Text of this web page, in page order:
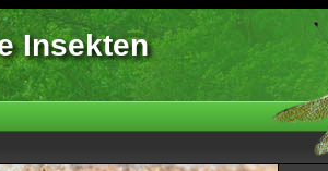
Insekten